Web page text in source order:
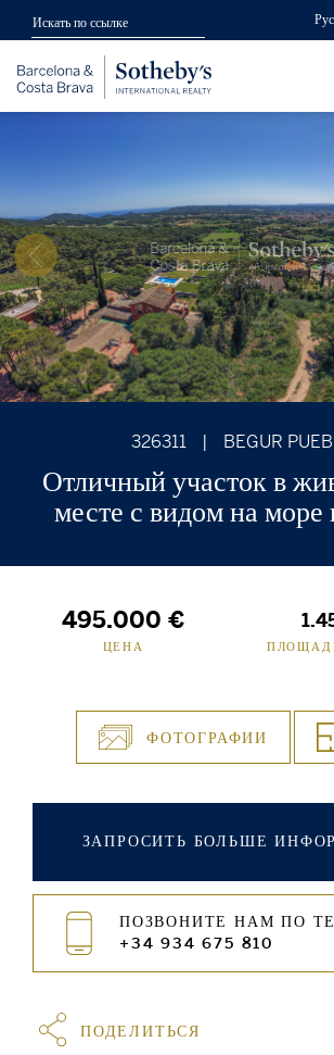
326311 BEGUR
Отличный участок в
месте с видом на море
495.000 €
ЦЕНА
ФОТОГРАФИИ
ЗАПРОСИТЬ БОЛЬШЕ
ПОЗВОНИТЕ НАМ ПО
+34 934 675 810
ПОДЕЛИТЬСЯ